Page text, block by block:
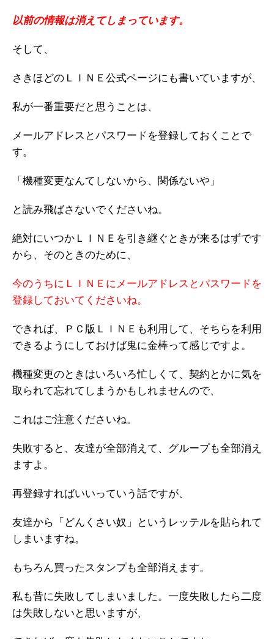
以前の情報は消えてしまっています。
そして、
さきほどのＬＩＮＥ公式ページにも書いていますが、
私が一番重要だと思うことは、
メールアドレスとパスワードを登録しておくことで
す。
「機種変更なんてしないから、関係ないや」
と読み飛ばさないでくださいね。
絶対にいつかＬＩＮＥを引き継ぐときが来るはずです
から、そのときのために、
今のうちにＬＩＮＥにメールアドレスとパスワードを
登録しておいてくださいね。
できれば、ＰＣ版ＬＩＮＥも利用して、そちらを利用
できるようにしておけば鬼に金棒って感じですよ。
機種変更のときはいろいろ忙しくて、契約とかに気を
取られて忘れてしまうかもしれませんので、
これはご注意くださいね。
失敗すると、友達が全部消えて、グループも全部消え
ますよ。
再登録すればいいっていう話ですが、
友達から「どんくさい奴」というレッテルを貼られて
しまいますね。
もちろん買ったスタンプも全部消えます。
私も昔に失敗してしまいました。一度失敗したら二度
は失敗しないと思いますが、